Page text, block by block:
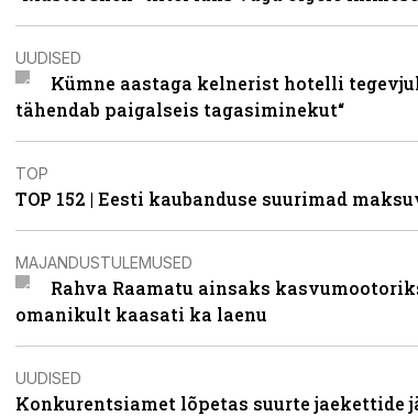
UUDISED
Kümne aastaga kelnerist hotelli
tähendab paigalseis tagasiminekut“
TOP
TOP 152 | Eesti kaubanduse suurimad
MAJANDUSTULEMUSED
Rahva Raamatu ainsaks
omanikult kaasati ka laenu
UUDISED
Konkurentsiamet lõpetas suurte jaekettide